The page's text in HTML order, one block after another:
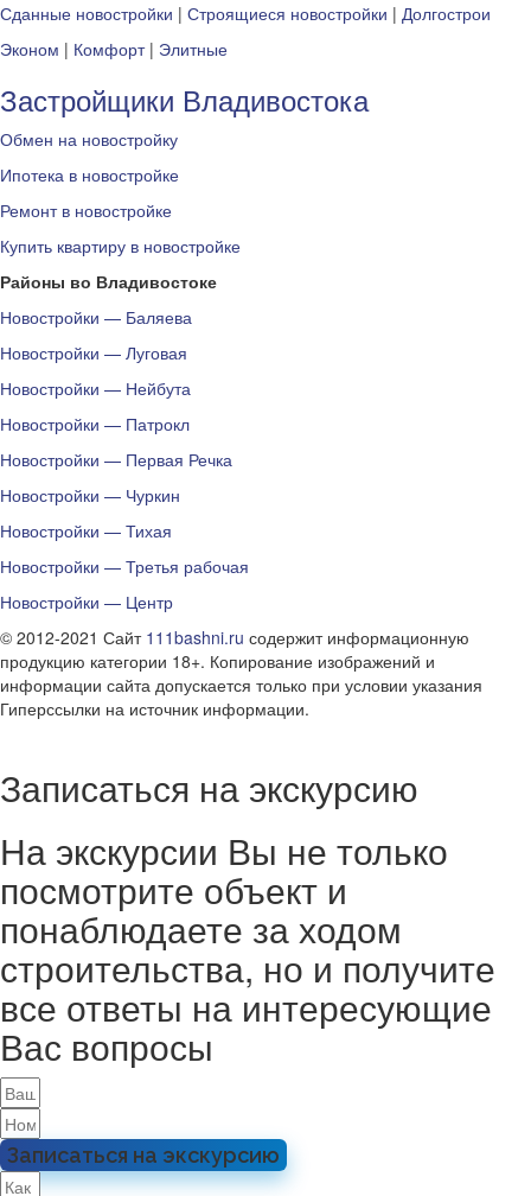
Сданные новостройки | Строящиеся новостройки | Долгострои
Эконом | Комфорт| Элитные
Застройщики Владивостока
Обмен на новостройку
Ипотека в новостройке
Ремонт в новостройке
Купить квартиру в новостройке
Районы во Владивостоке
Новостройки — Баляева
Новостройки — Луговая
Новостройки — Нейбута
Новостройки — Патрокл
Новостройки — Первая Речка
Новостройки — Чуркин
Новостройки — Тихая
Новостройки — Третья рабочая
Новостройки — Центр
© 2012-2021 Сайт 111bashni.ru содержит информационную
продукцию категории 18+. Копирование изображений и
информации сайта допускается только при условии указания
Гиперссылки на источник информации.
Записаться на экскурсию
На экскурсии Вы не только
посмотрите объект и
понаблюдаете за ходом
строительства, но и получите
все ответы на интересующие
Вас вопросы
Записаться на экскурсию